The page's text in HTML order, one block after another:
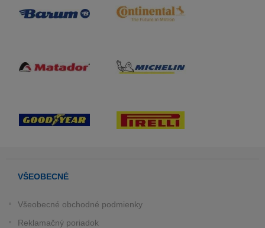
VŠEOBECNÉ
Všeobecné obchodné podmienky
Reklamačný poriadok